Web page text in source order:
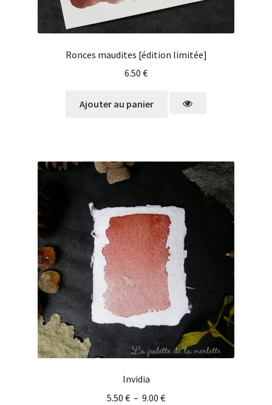
Ronces maudites [édition limitée]
6.50 €
Ajouter au panier
Invidia
5.50 € – 9.00 €